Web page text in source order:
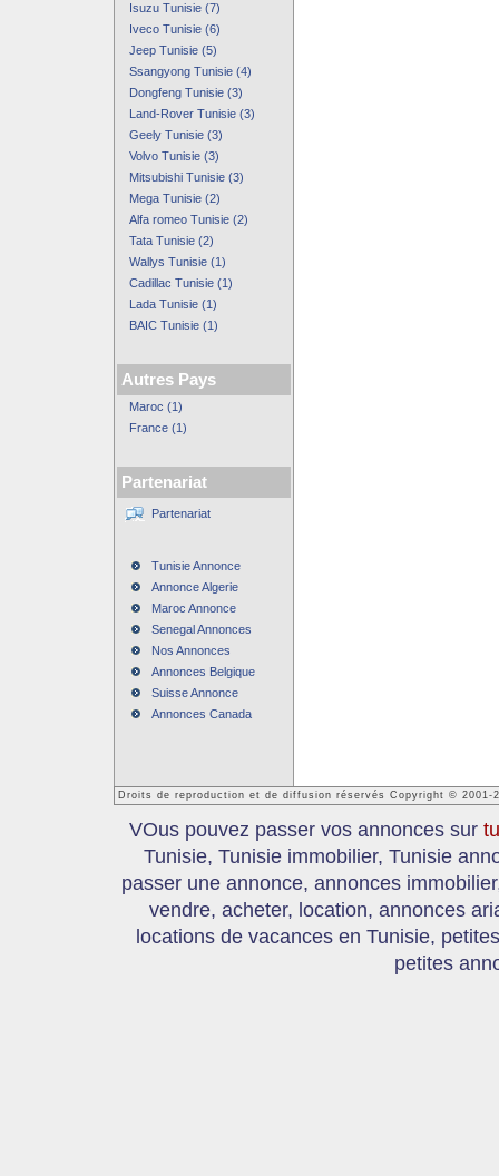
Isuzu Tunisie (7)
Iveco Tunisie (6)
Jeep Tunisie (5)
Ssangyong Tunisie (4)
Dongfeng Tunisie (3)
Land-Rover Tunisie (3)
Geely Tunisie (3)
Volvo Tunisie (3)
Mitsubishi Tunisie (3)
Mega Tunisie (2)
Alfa romeo Tunisie (2)
Tata Tunisie (2)
Wallys Tunisie (1)
Cadillac Tunisie (1)
Lada Tunisie (1)
BAIC Tunisie (1)
Autres Pays
Maroc (1)
France (1)
Partenariat
Partenariat
Tunisie Annonce
Annonce Algerie
Maroc Annonce
Senegal Annonces
Nos Annonces
Annonces Belgique
Suisse Annonce
Annonces Canada
Droits de reproduction et de diffusion réservés Copyright © 2001-
VOus pouvez passer vos annonces sur
Tunisie, Tunisie immobilier, Tunisie
passer une annonce, annonces
vendre, acheter, location, annonces
locations de vacances en Tunisie,
petites